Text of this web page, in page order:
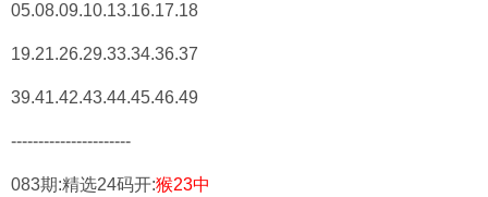
05.08.09.10.13.16.17.18
19.21.26.29.33.34.36.37
39.41.42.43.44.45.46.49
----------------------
083期:精选24码开:猴23中